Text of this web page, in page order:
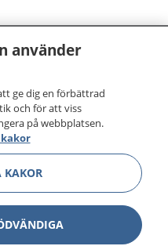
använder
ge dig en förbättrad
och för att viss
på webbplatsen.
KAKOR